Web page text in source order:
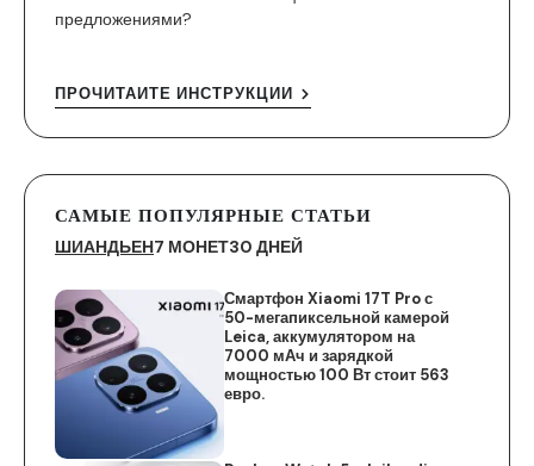
предложениями?
ПРОЧИТАЙТЕ ИНСТРУКЦИИ
САМЫЕ ПОПУЛЯРНЫЕ СТАТЬИ
ШИАНДЬЕН7 МОНЕТ30 ДНЕЙ
Смартфон Xiaomi 17T Pro с
50-мегапиксельной камерой
Leica, аккумулятором на
7000 мАч и зарядкой
мощностью 100 Вт стоит 563
евро.